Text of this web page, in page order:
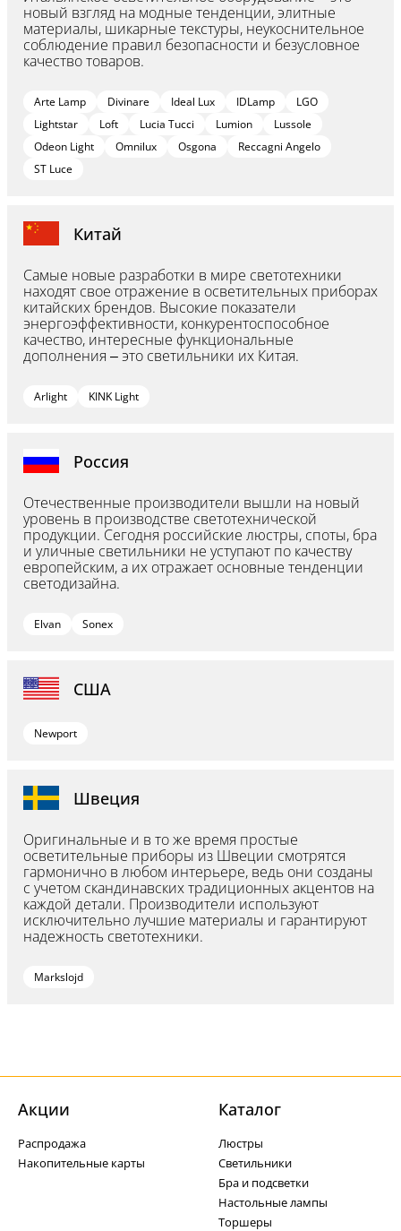
новый взгляд на модные тенденции, элитные
материалы, шикарные текстуры, неукоснительное
соблюдение правил безопасности и безусловное
качество товаров.
Arte Lamp Divinare Ideal Lux IDLamp
LGO
Lightstar
Loft Lucia Tucci Lumion
Lussole
Odeon Light
Omnilux Osgona
Reccagni Angelo
ST Luce
Китай
Самые новые разработки в мире светотехники
находят свое отражение в осветительных приборах
китайских брендов. Высокие показатели
энергоэффективности, конкурентоспособное
качество, интересные функциональные
дополнения – это светильники их Китая.
Arlight KINK Light
Россия
Отечественные производители вышли на новый
уровень в производстве светотехнической
продукции. Сегодня российские люстры, споты, бра
и уличные светильники не уступают по качеству
европейским, а их отражает основные тенденции
светодизайна.
Elvan Sonex
США
Newport
Швеция
Оригинальные и в то же время простые
осветительные приборы из Швеции смотрятся
гармонично в любом интерьере, ведь они созданы
с учетом скандинавских традиционных акцентов на
каждой детали. Производители используют
исключительно лучшие материалы и гарантируют
надежность светотехники.
Markslojd
Акции
Распродажа
Накопительные карты
Каталог
Люстры
Светильники
Бра и подсветки
Настольные лампы
Торшеры